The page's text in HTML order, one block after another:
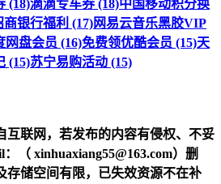
(18)滴滴专车券 (18)中国移动积分换
商银行福利 (17)网易云音乐黑胶VIP
网盘会员 (16)免费领优酷会员 (15)天
(15)苏宁易购活动 (15)
互联网，若发布的内容有侵权、不妥
：（ xinhuaxiang55@163.com）删
存储空间有限，已失效资源不在补